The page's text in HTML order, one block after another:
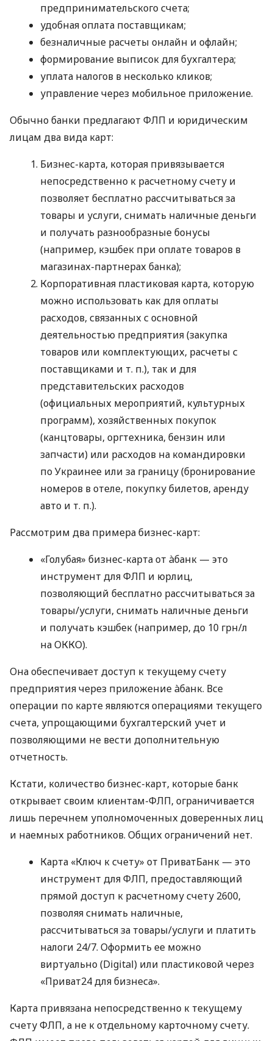
предпринимательского счета;
удобная оплата поставщикам;
безналичные расчеты онлайн и офлайн;
формирование выписок для бухгалтера;
уплата налогов в несколько кликов;
управление через мобильное приложение.
Обычно банки предлагают ФЛП и юридическим
лицам два вида карт:
Бизнес-карта, которая привязывается
непосредственно к расчетному счету и
позволяет бесплатно рассчитываться за
товары и услуги, снимать наличные деньги
и получать разнообразные бонусы
(например, кэшбек при оплате товаров в
магазинах-партнерах банка);
Корпоративная пластиковая карта, которую
можно использовать как для оплаты
расходов, связанных с основной
деятельностью предприятия (закупка
товаров или комплектующих, расчеты с
поставщиками и т. п.), так и для
представительских расходов
(официальных мероприятий, культурных
программ), хозяйственных покупок
(канцтовары, оргтехника, бензин или
запчасти) или расходов на командировки
по Украинее или за границу (бронирование
номеров в отеле, покупку билетов, аренду
авто и т. п.).
Рассмотрим два примера бизнес-карт:
«Голубая» бизнес-карта от àбанк — это
инструмент для ФЛП и юрлиц,
позволяющий бесплатно рассчитываться за
товары/услуги, снимать наличные деньги
и получать кэшбек (например, до 10 грн/л
на ОККО).
Она обеспечивает доступ к текущему счету
предприятия через приложение àбанк. Все
операции по карте являются операциями текущего
счета, упрощающими бухгалтерский учет и
позволяющими не вести дополнительную
отчетность.
Кстати, количество бизнес-карт, которые банк
открывает своим клиентам-ФЛП, ограничивается
лишь перечнем уполномоченных доверенных лиц
и наемных работников. Общих ограничений нет.
Карта «Ключ к счету» от ПриватБанк — это
инструмент для ФЛП, предоставляющий
прямой доступ к расчетному счету 2600,
позволяя снимать наличные,
рассчитываться за товары/услуги и платить
налоги 24/7. Оформить ее можно
виртуально (Digital) или пластиковой через
«Приват24 для бизнеса».
Карта привязана непосредственно к текущему
счету ФЛП, а не к отдельному карточному счету.